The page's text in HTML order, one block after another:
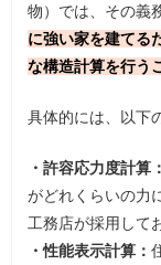
物）では、その義
に強い家を建てる
な構造計算を行う
具体的には、以下
・許容応力度計算
がどれくらいの力
工務店が採用して
・性能表示計算：